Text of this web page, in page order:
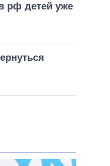
рф детей уже